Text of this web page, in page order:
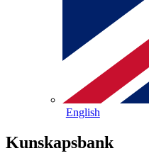
English
Kunskapsbank